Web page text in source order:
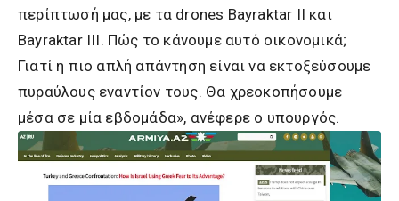
περίπτωσή μας, με τα drones Bayraktar II και
Bayraktar III. Πώς το κάνουμε αυτό οικονομικά;
Γιατί η πιο απλή απάντηση είναι να εκτοξεύσουμε
πυραύλους εναντίον τους. Θα χρεοκοπήσουμε
μέσα σε μία εβδομάδα», ανέφερε ο υπουργός.